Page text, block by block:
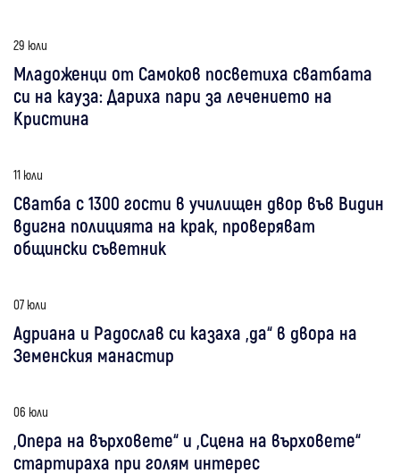
29 юли
Младоженци от Самоков посветиха сватбата
си на кауза: Дариха пари за лечението на
Кристина
11 юли
Сватба с 1300 гости в училищен двор във Видин
вдигна полицията на крак, проверяват
общински съветник
07 юли
Адриана и Радослав си казаха „да“ в двора на
Земенския манастир
06 юли
„Опера на върховете“ и „Сцена на върховете“
стартираха при голям интерес